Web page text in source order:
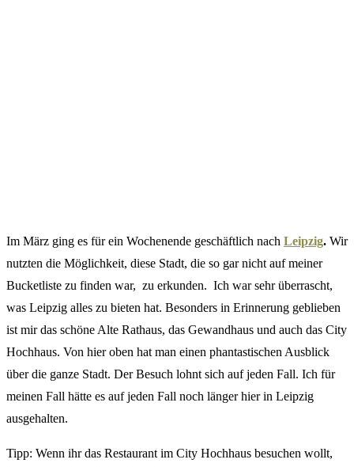
Im März ging es für ein Wochenende geschäftlich nach Leipzig. Wir
nutzten die Möglichkeit, diese Stadt, die so gar nicht auf meiner
Bucketliste zu finden war, zu erkunden. Ich war sehr überrascht,
was Leipzig alles zu bieten hat. Besonders in Erinnerung geblieben
ist mir das schöne Alte Rathaus, das Gewandhaus und auch das City
Hochhaus. Von hier oben hat man einen phantastischen Ausblick
über die ganze Stadt. Der Besuch lohnt sich auf jeden Fall. Ich für
meinen Fall hätte es auf jeden Fall noch länger hier in Leipzig
ausgehalten.
Tipp: Wenn ihr das Restaurant im City Hochhaus besuchen wollt,